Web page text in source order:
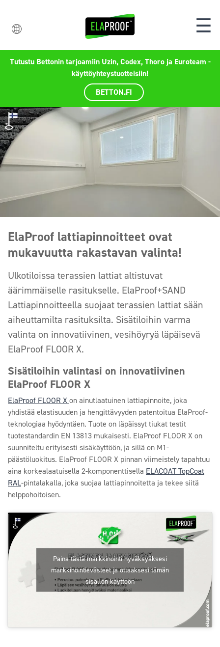
☰
Tutustu Bettonin tarjoamiin Uzin, Codex, Thoro ja Euroteam -
käyttöyhteystuotteisiin!
BETTON.FI
ElaProof lattiapinnoitteet ovat
mukavuutta rakastavan valinta!
Ulkotiloissa terassien lattiat altistuvat
äärimmäiselle rasitukselle. ElaProof+SAND
Lattiapinnoitteella suojaat terassien lattiat sään
aiheuttamilta rasituksilta. Sisätiloihin varma
valinta on innovatiivinen, vesihöyryä läpäisevä
ElaProof FLOOR X.
Sisätiloihin valintasi on innovatiivinen
ElaProof FLOOR X
ElaProof FLOOR Xon ainutlaatuinen lattiapinnoite, joka
yhdistää elastisuuden ja hengittävyyden patentoitua ElaProof-
teknologiaa hyödyntäen. Tuote on läpäissyt tiukat testit
tuotestandardin EN 13813 mukaisesti. ElaProof FLOOR X on
suunniteltu erityisesti sisäkäyttöön, ja sillä on M1-
päästöluokitus. ElaProof FLOOR X pinnan viimeistely tapahtuu
aina korkealaatuisella 2-komponenttisella ELACOAT TopCoat
RAL-pintalakalla, joka suojaa lattiapinnoitetta ja tekee siitä
helppohoitoisen.
Paina tästä markkinointi hyväksyäksesi
markkinointievästeet ja ottaaksesi tämän
sisällön käyttöön